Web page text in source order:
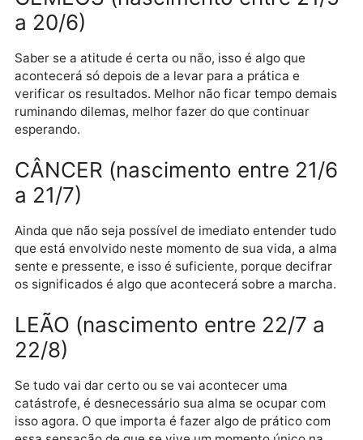
sentimento de catástrofe, e talvez seja oportuno
se lembrar do estado atual do mundo, e do quanto
sentimento.
GÊMEOS (nascimento entre
a 20/6)
Saber se a atitude é certa ou não, isso é algo que
acontecerá só depois de a levar para a prática e
ruminando dilemas, melhor fazer do que continuar
esperando.
a 21/7)
que está envolvido neste momento de sua vida, a
sente e pressente, e isso é suficiente, porque
os significados é algo que acontecerá sobre a